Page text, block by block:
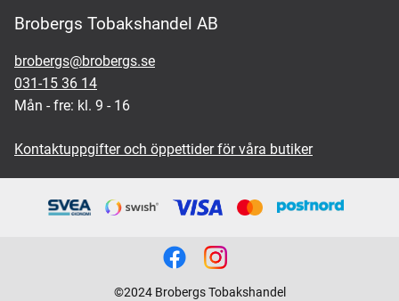
Brobergs Tobakshandel AB
brobergs@brobergs.se
031-15 36 14
Mån - fre: kl. 9 - 16
Kontaktuppgifter och öppettider för våra butiker
©2024 Brobergs Tobakshandel